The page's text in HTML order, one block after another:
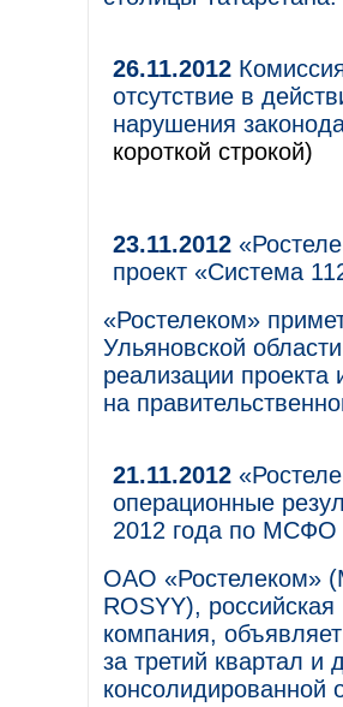
26.11.2012
отсутствие в
нарушения
короткой строкой)
23.11.2012
проект «Система
«Ростелеком»
Ульяновской
реализации
на
21.11.2012
операционные
2012 года по МСФО
ОАО «Ростелеком»
ROSYY),
компания,
за третий квартал
консолидированной